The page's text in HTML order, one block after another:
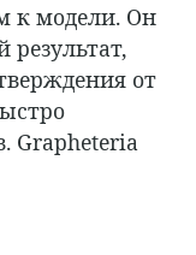
к модели. Он
результат,
от
Grapheteria